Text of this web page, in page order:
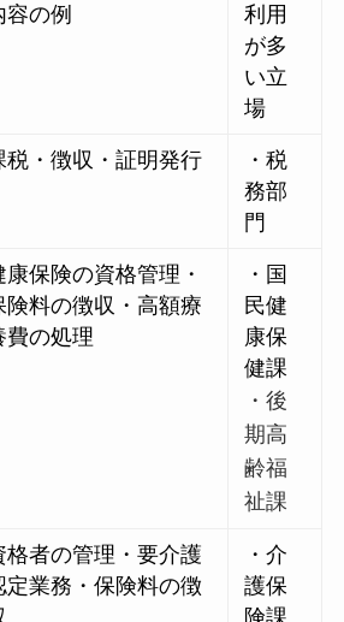
容の例
利用
が多
い立
場
税・徴収・証明発行
・税
務部
門
康保険の資格管理・
険料の徴収・高額療
費の処理
・国
民健
康保
健課
・後
期高
齢福
祉課
格者の管理・要介護
定業務・保険料の徴
・介
護保
険課